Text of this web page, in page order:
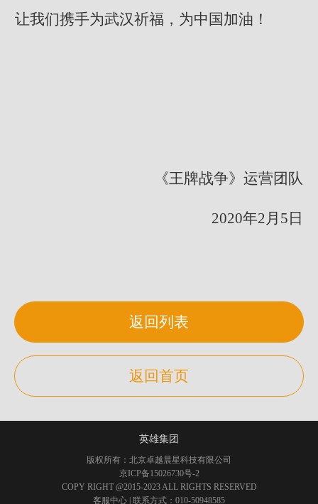
让我们携手为武汉祈福，为中国加油！
《王牌战争》运营团队
2020年2月5日
返回列表
返回首页
英雄集团
版权所有：北京卓越晨星科技有限公司
京ICP备15026730号-2
COPY RIGHT @2015-2023 ALL RIGHTS RESERVED
客服中心 | 联系方式：010-50948585